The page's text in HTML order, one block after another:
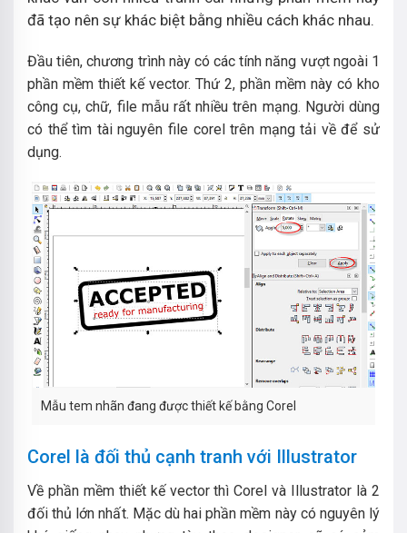
đã tạo nên sự khác biệt bằng nhiều cách khác nhau.
Đầu tiên, chương trình này có các tính năng vượt ngoài 1
phần mềm thiết kế vector. Thứ 2, phần mềm này có kho
công cụ, chữ, file mẫu rất nhiều trên mạng. Người dùng
có thể tìm tài nguyên file corel trên mạng tải về để sử
dụng.
Mẫu tem nhãn đang được thiết kế bằng Corel
Corel là đối thủ cạnh tranh với Illustrator
Về phần mềm thiết kế vector thì Corel và Illustrator là 2
đối thủ lớn nhất. Mặc dù hai phần mềm này có nguyên lý